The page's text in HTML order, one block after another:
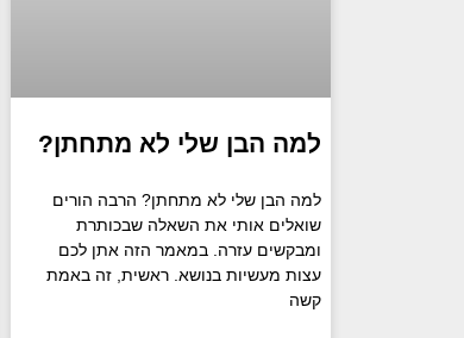
למה הבן שלי לא מתחתן?
למה הבן שלי לא מתחתן? הרבה הורים
שואלים אותי את השאלה שבכותרת
ומבקשים עזרה. במאמר הזה אתן לכם
עצות מעשיות בנושא. ראשית, זה באמת
קשה